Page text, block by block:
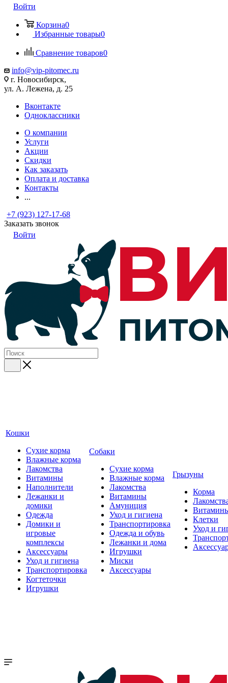
Войти
Корзина0
Избранные товары0
Сравнение товаров0
info@vip-pitomec.ru
г. Новосибирск,
ул. А. Лежена, д. 25
Вконтакте
Одноклассники
О компании
Услуги
Акции
Скидки
Как заказать
Оплата и доставка
Контакты
...
+7 (923) 127-17-68
Заказать звонок
Войти
Кошки
Сухие корма
Влажные корма
Лакомства
Витамины
Наполнители
Лежанки и
домики
Одежда
Домики и
игровые
комплексы
Аксессуары
Уход и гигиена
Транспортировка
Когтеточки
Игрушки
Собаки
Сухие корма
Влажные корма
Лакомства
Витамины
Амуниция
Уход и гигиена
Транспортировка
Одежда и обувь
Лежанки и дома
Игрушки
Миски
Аксессуары
Грызуны
Корма
Клетки
Уход и